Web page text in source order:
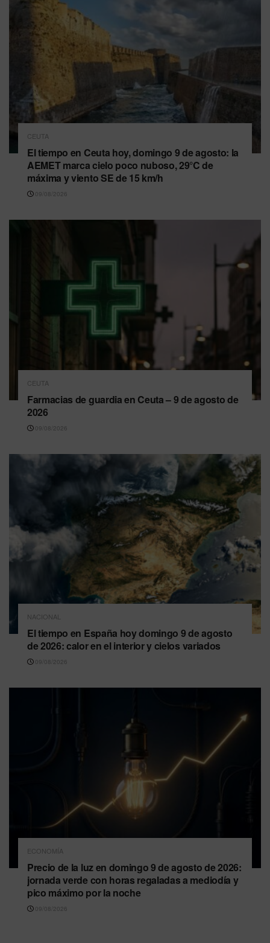
CEUTA
El tiempo en Ceuta hoy, domingo 9 de agosto: la
AEMET marca cielo poco nuboso, 29°C de
máxima y viento SE de 15 km/h
09/08/2026
CEUTA
Farmacias de guardia en Ceuta – 9 de agosto de
2026
09/08/2026
NACIONAL
El tiempo en España hoy domingo 9 de agosto
de 2026: calor en el interior y cielos variados
09/08/2026
ECONOMÍA
Precio de la luz en domingo 9 de agosto de 2026:
jornada verde con horas regaladas a mediodía y
pico máximo por la noche
09/08/2026